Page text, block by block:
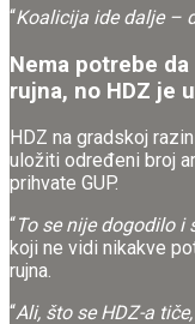
“Koalicija ide dalje –
Nema potrebe
rujna, no HDZ je
HDZ na gradskoj
uložiti određeni broj
prihvate GUP.
“To se nije dogodilo i
koji ne vidi nikakve
rujna.
“Ali, što se HDZ-a